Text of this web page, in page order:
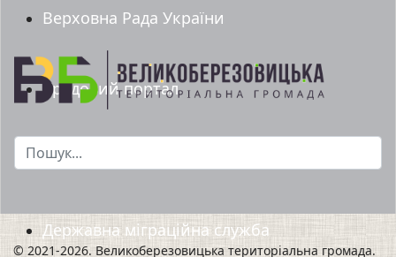
Верховна Рада України
Урядовий портал
Мінрегіон
Державна міграційна служба
Пошук...
© 2021-2026. Великоберезовицька територіальна громада.